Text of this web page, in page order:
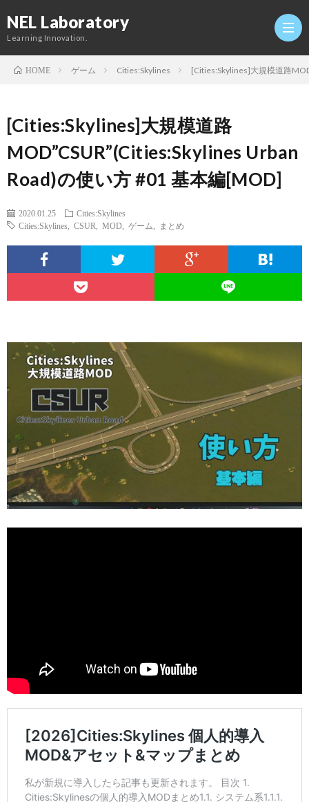
NEL Laboratory
Learning Innovation.
HOME ゲーム Cities:Skylines [Cities:Skylines]大規模道路
[Cities:Skylines]大規模道路
MOD”CSUR”(Cities:Skylines Urban
Road)の使い方 #01 基本編[MOD]
2020.01.25
Cities:Skylines
Cities:Skylines
CSUR MOD ゲーム まとめ